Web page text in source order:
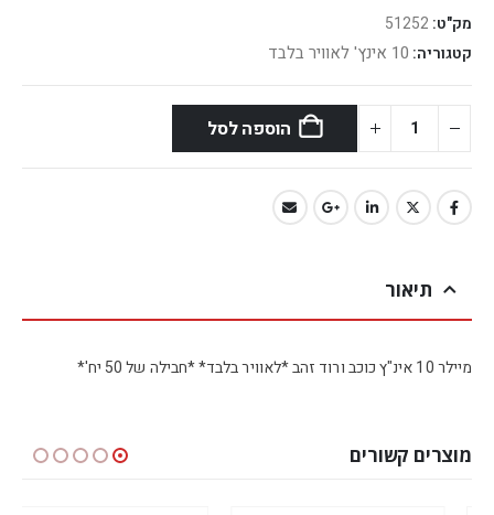
מק"ט: 51252
קטגוריה: 10 אינץ' לאוויר בלבד
הוספה לסל
תיאור
מיילר 10 אינ"ץ כוכב ורוד זהב *לאוויר בלבד* *חבילה של 50 יח'*
מוצרים קשורים